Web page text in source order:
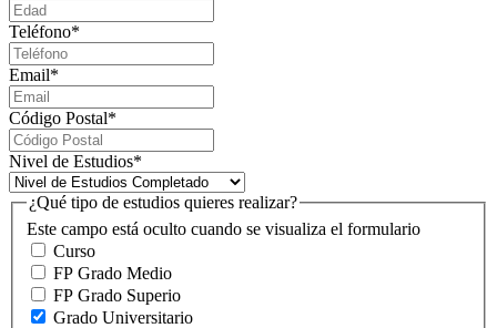
Teléfono*
Email*
Código Postal*
Nivel de Estudios*
Este campo está oculto cuando se visualiza el formulario
¿Qué tipo de estudios quieres realizar?
Curso
FP Grado Medio
FP Grado Superio
Grado Universitario